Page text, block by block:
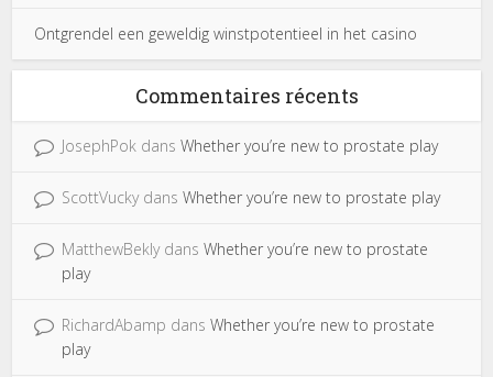
Ontgrendel een geweldig winstpotentieel in het casino
Commentaires récents
JosephPok dansWhether you’re new to prostate play
ScottVuckydansWhether you’re new to prostate play
MatthewBeklydansWhether you’re new to prostate
play
RichardAbamp dansWhether you’re new to prostate
play